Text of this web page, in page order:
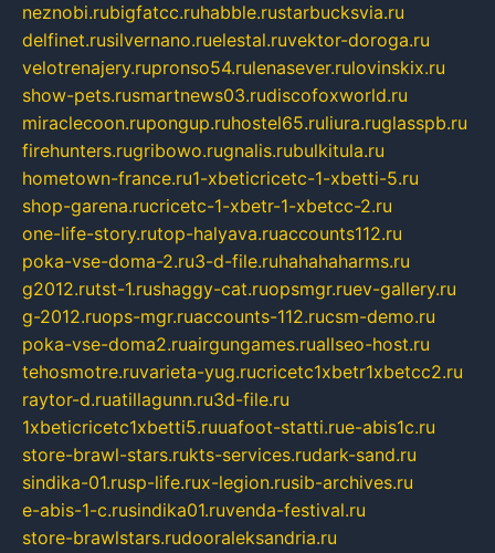
neznobi.rubigfatcc.ruhabble.rustarbucksvia.ru
delfinet.rusilvernano.ruelestal.ruvektor-doroga.ru
velotrenajery.rupronso54.rulenasever.rulovinskix.ru
show-pets.rusmartnews03.rudiscofoxworld.ru
miraclecoon.rupongup.ruhostel65.ruliura.ruglasspb.ru
firehunters.rugribowo.rugnalis.rubulkitula.ru
hometown-france.ru1-xbeticricetc-1-xbetti-5.ru
shop-garena.rucricetc-1-xbetr-1-xbetcc-2.ru
one-life-story.rutop-halyava.ruaccounts112.ru
poka-vse-doma-2.ru3-d-file.ruhahahaharms.ru
g2012.rutst-1.rushaggy-cat.ruopsmgr.ruev-gallery.ru
g-2012.ruops-mgr.ruaccounts-112.rucsm-demo.ru
poka-vse-doma2.ruairgungames.ruallseo-host.ru
tehosmotre.ruvarieta-yug.rucricetc1xbetr1xbetcc2.ru
raytor-d.ruatillagunn.ru3d-file.ru
1xbeticricetc1xbetti5.ruuafoot-statti.rue-abis1c.ru
store-brawl-stars.rukts-services.rudark-sand.ru
sindika-01.rusp-life.rux-legion.rusib-archives.ru
e-abis-1-c.rusindika01.ruvenda-festival.ru
store-brawlstars.rudooraleksandria.ru